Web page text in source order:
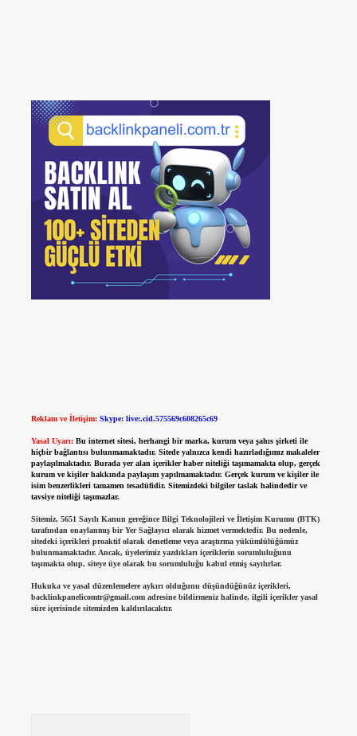
Reklam ve İletişim: Skype: live:.cid.575569c608265c69
Yasal Uyarı: Bu internet sitesi, herhangi bir marka, kurum veya şahıs şirketi ile
hiçbir bağlantısı bulunmamaktadır. Sitede yalnızca kendi hazırladığımız makaleler
paylaşılmaktadır. Burada yer alan içerikler haber niteliği taşımamakta olup, gerçek
kurum ve kişiler hakkında paylaşım yapılmamaktadır. Gerçek kurum ve kişiler ile
isim benzerlikleri tamamen tesadüfidir. Sitemizdeki bilgiler taslak halindedir ve
tavsiye niteliği taşımazlar.
Sitemiz, 5651 Sayılı Kanun gereğince Bilgi Teknolojileri ve İletişim Kurumu (BTK)
tarafından onaylanmış bir Yer Sağlayıcı olarak hizmet vermektedir. Bu nedenle,
sitedeki içerikleri proaktif olarak denetleme veya araştırma yükümlülüğümüz
bulunmamaktadır. Ancak, üyelerimiz yazdıkları içeriklerin sorumluluğunu
taşımakta olup, siteye üye olarak bu sorumluluğu kabul etmiş sayılırlar.
Hukuka ve yasal düzenlemelere aykırı olduğunu düşündüğünüz içerikleri,
backlinkpanelicomtr@gmail.comadresine bildirmeniz halinde, ilgili içerikler yasal
süre içerisinde sitemizden kaldırılacaktır.